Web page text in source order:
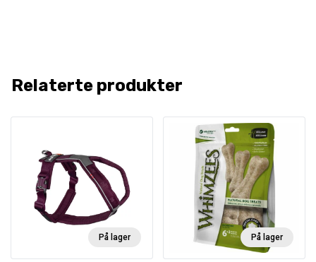
Relaterte produkter
På lager På lager